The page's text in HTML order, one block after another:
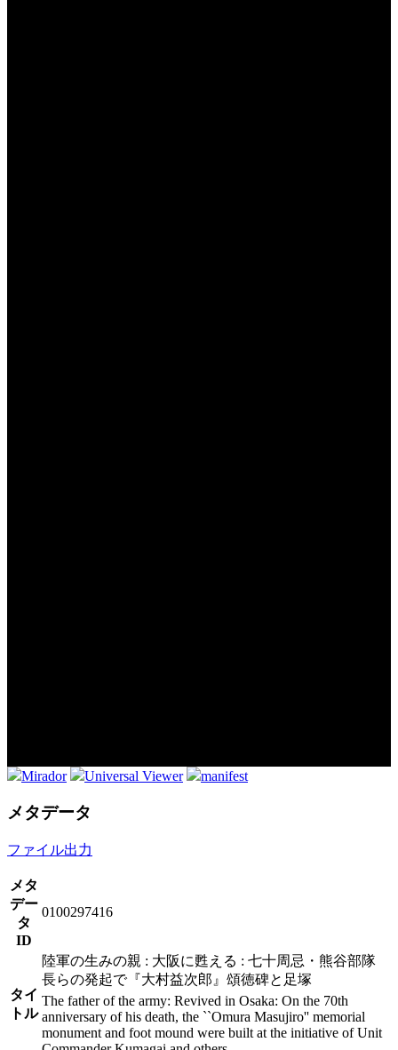
Mirador Universal Viewer manifest
メタデータ
ファイル出力
メタ
デー
タ
ID
0100297416
タイ
トル
陸軍の生みの親 : 大阪に甦える : 七十周忌・熊谷部隊
長らの発起で『大村益次郎』頌徳碑と足塚
The father of the army: Revived in Osaka: On the 70th
anniversary of his death, the ``Omura Masujiro'' memorial
monument and foot mound were built at the initiative of Unit